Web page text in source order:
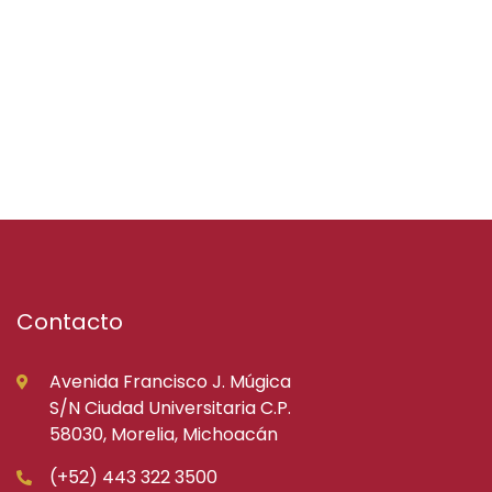
Contacto
Avenida Francisco J. Múgica
S/N Ciudad Universitaria C.P.
58030, Morelia, Michoacán
(+52) 443 322 3500